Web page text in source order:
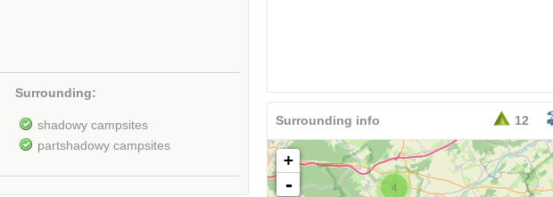
Surrounding:
shadowy campsites
partshadowy campsites
12
Surrounding info
4
+
-